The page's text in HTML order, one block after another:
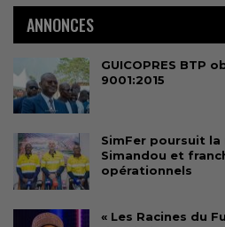
ANNONCES
GUICOPRES BTP
9001:2015
SimFer poursuit
Simandou et
opérationnels
« Les Racines du